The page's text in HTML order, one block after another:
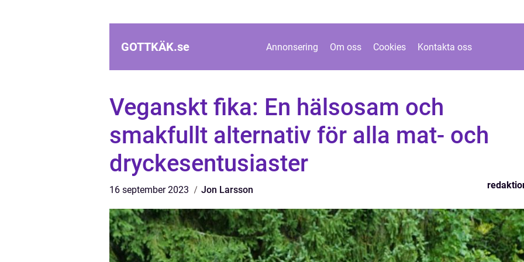
GOTTKÄK.se Annonsering Om oss Cookies Kontakta oss
Veganskt fika: En hälsosam och
smakfullt alternativ för alla mat- och
dryckesentusiaster
16 september 2023 Jon Larsson